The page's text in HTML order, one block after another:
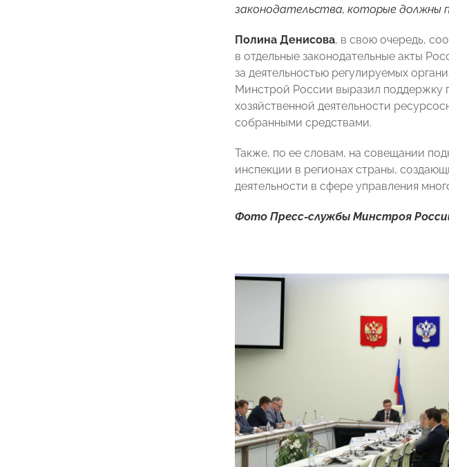
законодательства, которые должны
Полина Денисова, в свою очередь,
в отдельные законодательные акты
за деятельностью регулируемых
Минстрой России выразил поддержку
хозяйственной деятельности
собранными средствами.
Также, по ее словам, на совещании
инспекции в регионах страны,
деятельности в сфере управления
Фото Пресс-службы Минстроя